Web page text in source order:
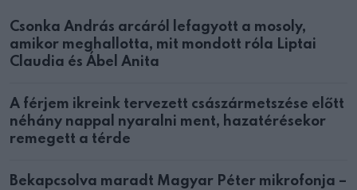
Csonka András arcáról lefagyott a mosoly,
amikor meghallotta, mit mondott róla Liptai
Claudia és Ábel Anita
A férjem ikreink tervezett császármetszése előtt
néhány nappal nyaralni ment, hazatérésekor
remegett a térde
Bekapcsolva maradt Magyar Péter mikrofonja –